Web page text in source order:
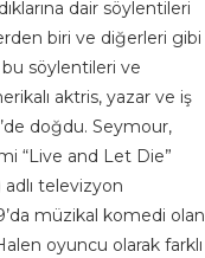
dair söylentileri
biri ve diğerleri gibi
söylentileri ve
aktris, yazar ve iş
doğdu. Seymour,
“Live and Let Die”
adlı televizyon
müzikal komedi olan
oyuncu olarak farklı